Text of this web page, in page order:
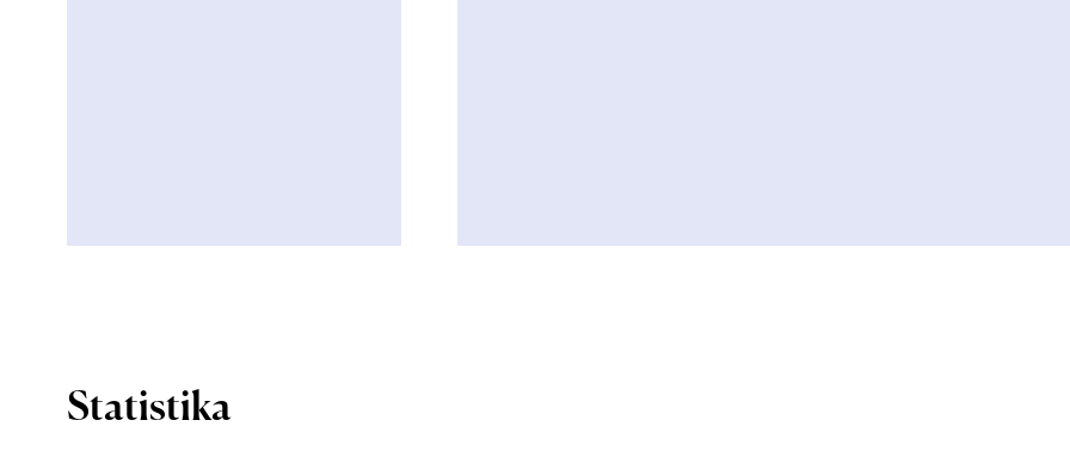
Statistika